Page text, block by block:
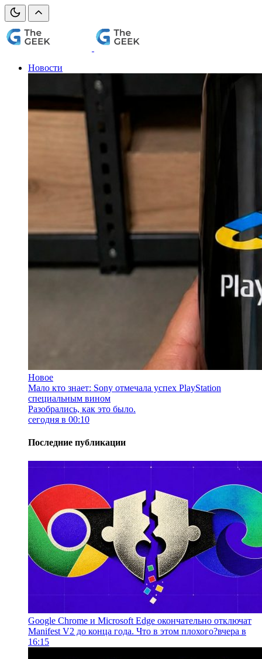
Новости
Новое
Мало кто знает: Sony отмечала успех PlayStation
специальным вином
Разобрались, как это было.
сегодня в 00:10
Последние публикации
Google Chrome и Microsoft Edge окончательно отключат
Manifest V2 до конца года. Что в этом плохого?вчера в
16:15